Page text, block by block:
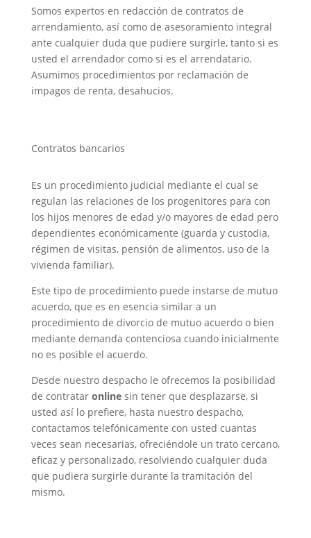
Somos expertos en redacción de contratos de
arrendamiento, así como de asesoramiento integral
ante cualquier duda que pudiere surgirle, tanto si es
usted el arrendador como si es el arrendatario.
Asumimos procedimientos por reclamación de
impagos de renta, desahucios.
Contratos bancarios
Es un procedimiento judicial mediante el cual se
regulan las relaciones de los progenitores para con
los hijos menores de edad y/o mayores de edad pero
dependientes económicamente (guarda y custodia,
régimen de visitas, pensión de alimentos, uso de la
vivienda familiar).
Este tipo de procedimiento puede instarse de mutuo
acuerdo, que es en esencia similar a un
procedimiento de divorcio de mutuo acuerdo o bien
mediante demanda contenciosa cuando inicialmente
no es posible el acuerdo.
Desde nuestro despacho le ofrecemos la posibilidad
de contratar onlinesin tener que desplazarse, si
usted así lo prefiere, hasta nuestro despacho,
contactamos telefónicamente con usted cuantas
veces sean necesarias, ofreciéndole un trato cercano,
eficaz y personalizado, resolviendo cualquier duda
que pudiera surgirle durante la tramitación del
mismo.